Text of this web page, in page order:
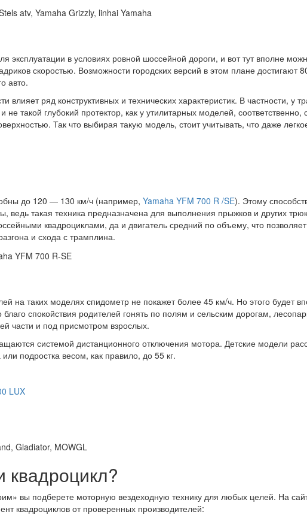
эксплуатации в условиях ровной шоссейной дороги, и вот тут вполне
скоростью. Возможности городских версий в этом плане достигают
авто.
влияет ряд конструктивных и технических характеристик. В частности, у
не такой глубокий протектор, как у утилитарных моделей,
Так что выбирая такую модель, стоит учитывать, что даже
до 120 — 130 км/ч (например, Yamaha YFM 700 R /SE). Этому
ведь такая техника предназначена для выполнения прыжков и других
квадроциклами, да и двигатель средний по объему, что позволяет
и схода с трамплина.
на таких моделях спидометр не покажет более 45 км/ч. Но этого будет
спокойствия родителей гонять по полям и сельским дорогам,
части и под присмотром взрослых.
системой дистанционного отключения мотора. Детские модели
подростка весом, как правило, до 55 кг.
LUX
квадроцикл?
вы подберете моторную вездеходную технику для любых целей. На
квадроциклов от проверенных производителей: